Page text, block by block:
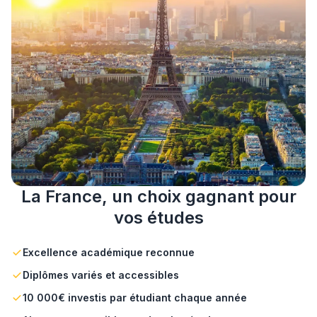
La France, un choix gagnant pour
vos études
Excellence académique reconnue
Diplômes variés et accessibles
10 000€ investis par étudiant chaque année